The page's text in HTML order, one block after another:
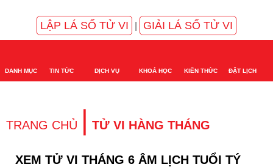
LẬP LÁ SỐ TỬ VI GIẢI LÁ SỐ TỬ VI
DANH MỤC TIN TỨC DỊCH VỤ KHOÁ HỌC KIẾN THỨC ĐẶT LỊCH
TRANG CHỦ | TỬ VI HÀNG THÁNG
XEM TỬ VI THÁNG 6 ÂM LỊCH TUỔI TÝ